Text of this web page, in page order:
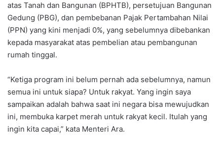
atas Tanah dan Bangunan (BPHTB), persetujuan Bangunan
Gedung (PBG), dan pembebanan Pajak Pertambahan Nilai
(PPN) yang kini menjadi 0%, yang sebelumnya dibebankan
kepada masyarakat atas pembelian atau pembangunan
rumah tinggal.
“Ketiga program ini belum pernah ada sebelumnya, namun
semua ini untuk siapa? Untuk rakyat. Yang ingin saya
sampaikan adalah bahwa saat ini negara bisa mewujudkan
ini, membuka karpet merah untuk rakyat kecil. Itulah yang
ingin kita capai,” kata Menteri Ara.